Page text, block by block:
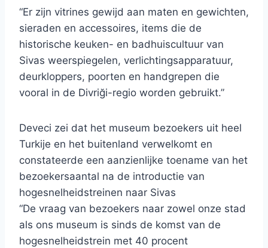
“Er zijn vitrines gewijd aan maten en gewichten,
sieraden en accessoires, items die de
historische keuken- en badhuiscultuur van
Sivas weerspiegelen, verlichtingsapparatuur,
deurkloppers, poorten en handgrepen die
vooral in de Divriği-regio worden gebruikt.”
Deveci zei dat het museum bezoekers uit heel
Turkije en het buitenland verwelkomt en
constateerde een aanzienlijke toename van het
bezoekersaantal na de introductie van
hogesnelheidstreinen naar Sivas
“De vraag van bezoekers naar zowel onze stad
als ons museum is sinds de komst van de
hogesnelheidstrein met 40 procent